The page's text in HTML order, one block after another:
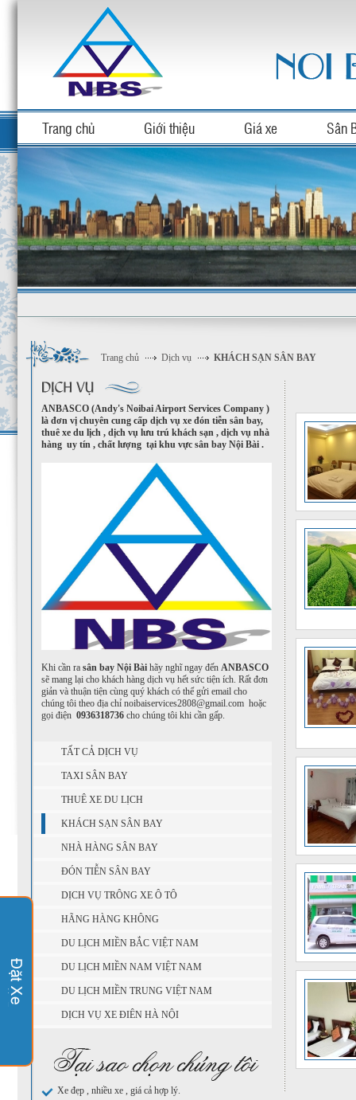
Trang chủ Giới thiệu Giá xe Sân
Trang chủ Dịch vụ KHÁCH SẠN SÂN BAY
ANBASCO (Andy's Noibai Airport Services Company )
là đơn vị chuyên cung cấp dịch vụ xe đón tiễn sân bay,
thuê xe du lịch , dịch vụ lưu trú khách sạn , dịch vụ nhà
hàng uy tín , chất lượng tại khu vực sân bay Nội Bài .
Khi cần ra sân bay Nội Bài hãy nghĩ ngay đến ANBASCO
sẽ mang lại cho khách hàng dịch vụ hết sức tiện ích. Rất đơn
giản và thuận tiện cùng quý khách có thể gửi email cho
chúng tôi theo địa chỉ noibaiservices2808@gmail.com hoặc
gọi điện 0936318736 cho chúng tôi khi cần gấp.
TẤT CẢ DỊCH VỤ
TAXI SÂN BAY
THUÊ XE DU LỊCH
KHÁCH SẠN SÂN BAY
NHÀ HÀNG SÂN BAY
ĐÓN TIỄN SÂN BAY
DỊCH VỤ TRÔNG XE Ô TÔ
HÃNG HÀNG KHÔNG
DU LỊCH MIỀN BẮC VIỆT NAM
DU LỊCH MIỀN NAM VIỆT NAM
DU LỊCH MIỀN TRUNG VIỆT NAM
DỊCH VỤ XE ĐIÊN HÀ NỘI
Xe đẹp , nhiều xe , giá cả hợp lý.